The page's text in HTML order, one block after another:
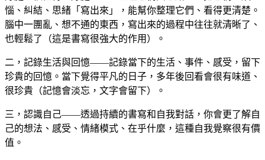
惱、糾結、思緒「寫出來」，能幫你整理它們、看得更清楚。
腦中一團亂、想不通的東西，寫出來的過程中往往就清晰了、
也輕鬆了（這是書寫很強大的作用）。
二，記錄生活與回憶——記錄當下的生活、事件、感受，留下
珍貴的回憶。當下覺得平凡的日子，多年後回看會很有味道、
很珍貴（記憶會淡忘，文字會留下）。
三，認識自己——透過持續的書寫和自我對話，你會更了解自
己的想法、感受、情緒模式、在乎什麼，這種自我覺察很有價
值。